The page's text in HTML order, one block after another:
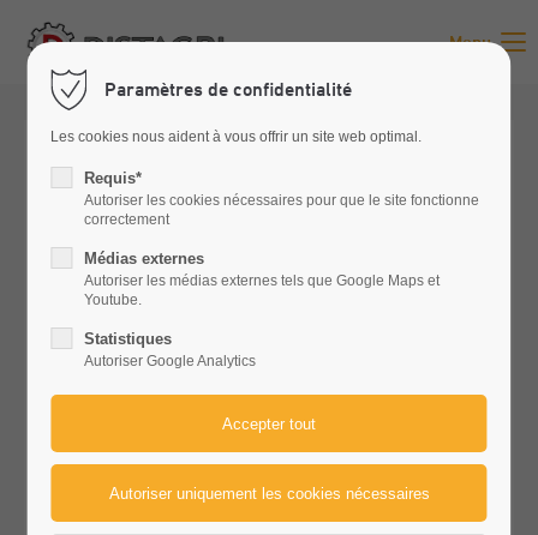
Menu
Paramètres de confidentialité
Les cookies nous aident à vous offrir un site web optimal.
Requis*
Autoriser les cookies nécessaires pour que le site fonctionne
correctement
Médias externes
Autoriser les médias externes tels que Google Maps et
Youtube.
Statistiques
Autoriser Google Analytics